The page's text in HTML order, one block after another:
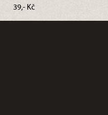
39,- Kč